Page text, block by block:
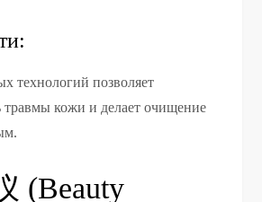
технологий позволяет
травмы кожи и делает очищение
(Beauty